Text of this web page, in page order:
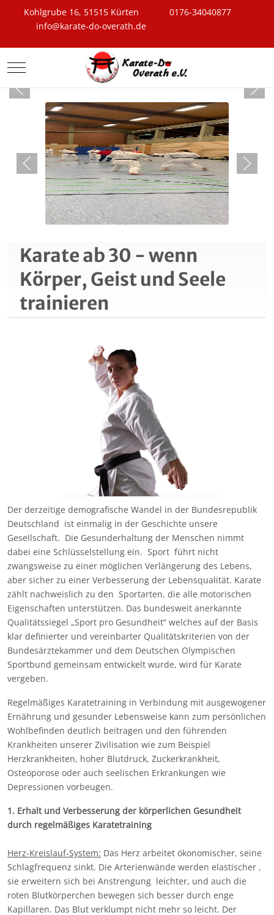
Kohlgrube 16, 51515 Kürten
0176-34040877
info@karate-do-overath.de
Mobile Menu Toggle
Neue Beiträge
Karate ab 30 - wenn
Körper, Geist und Seele
trainieren
Der derzeitige demografische Wandel in der Bundesrepublik
Deutschland ist einmalig in der Geschichte unsere
Gesellschaft. Die Gesunderhaltung der Menschen nimmt
dabei eine Schlüsselstellung ein. Sport führt nicht
zwangsweise zu einer möglichen Verlängerung des Lebens,
aber sicher zu einer Verbesserung der Lebensqualität. Karate
zählt nachweislich zu den Sportarten, die alle motorischen
Eigenschaften unterstützen. Das bundesweit anerkannte
Qualitätssiegel „Sport pro Gesundheit“ welches auf der Basis
klar definierter und vereinbarter Qualitätskriterien von der
Bundesärztekammer und dem Deutschen Olympischen
Sportbund gemeinsam entwickelt wurde, wird für Karate
vergeben.
Regelmäßiges Karatetraining in Verbindung mit ausgewogener
Ernährung und gesunder Lebensweise kann zum persönlichen
Wohlbefinden deutlich beitragen und den führenden
Krankheiten unserer Zivilisation wie zum Beispiel
Herzkrankheiten, hoher Blutdruck, Zuckerkrankheit,
Osteoporose oder auch seelischen Erkrankungen wie
Depressionen vorbeugen.
1. Erhalt und Verbesserung der körperlichen Gesundheit
durch regelmäßiges Karatetraining
Herz-Kreislauf-System: Das Herz arbeitet ökonomischer, seine
Schlagfrequenz sinkt. Die Arterienwände werden elastischer ,
sie erweitern sich bei Anstrengung leichter, und auch die
roten Blutkörperchen bewegen sich besser durch enge
Kapillaren. Das Blut verklumpt nicht mehr so leicht. Der